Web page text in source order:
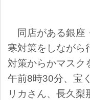
同店がある銀座
寒対策をしながら
対策からかマスク
午前8時30分、宝
リカさん、長久